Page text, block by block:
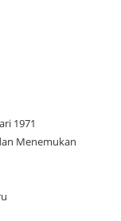
1971
Menemukan